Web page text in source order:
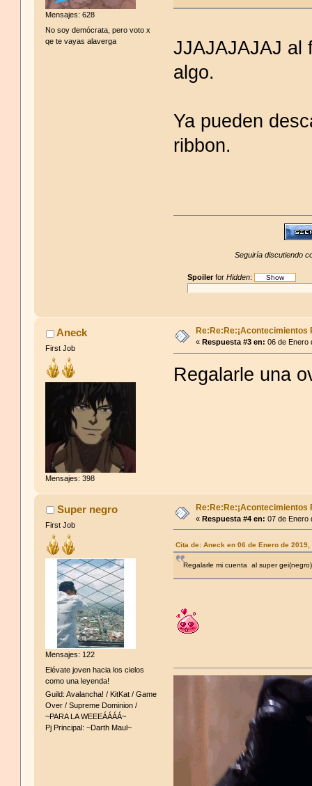
Mensajes: 628
No soy demócrata, pero voto x
qe te vayas alaverga
JJAJAJAJAJ al
algo.
Ya pueden
ribbon.
Seguiría discutiendo
SpoilerforHidden:
Aneck
First Job
Mensajes: 398
Re:Re:Re:¡Acontecimientos
«Respuesta #3 en: 06 de Enero
Regalarle una
Super negro
First Job
Mensajes: 122
Elévate joven hacia los cielos
como una leyenda!
Guild: Avalancha! / KitKat / Game
Over / Supreme Dominion /
~PARA LA WEEEÁÁÁÁ~
Pj Principal: ~Darth Maul~
Re:Re:Re:¡Acontecimientos
«Respuesta #4 en: 07 de Enero
Cita de: Aneck en 06 de Enero de 2019,
Regalarle mi cuenta al super